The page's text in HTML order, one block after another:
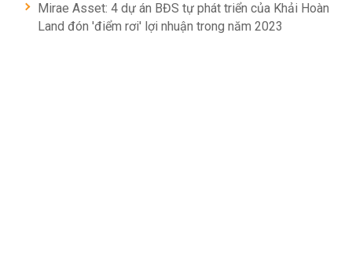
Mirae Asset: 4 dự án BĐS tự phát triển của Khải Hoàn
Land đón 'điểm rơi' lợi nhuận trong năm 2023